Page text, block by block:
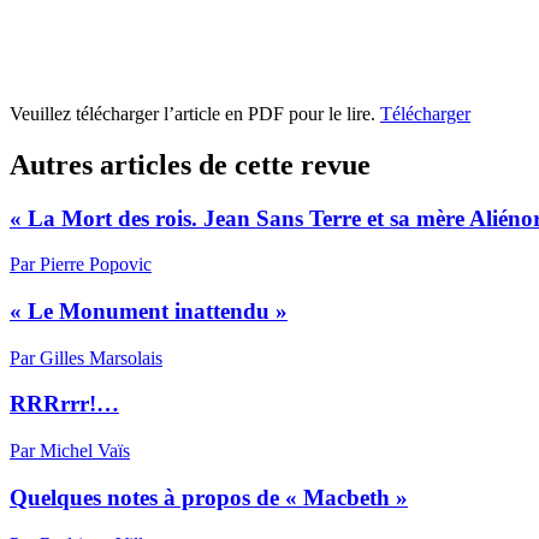
Veuillez télécharger l’article en PDF pour le lire. Télécharger
Autres articles de cette revue
« La Mort des rois. Jean Sans Terre et sa mère
Par Pierre Popovic
« Le Monument inattendu »
Par Gilles Marsolais
RRRrrr!…
Par Michel Vaïs
Quelques notes à propos de « Macbeth »